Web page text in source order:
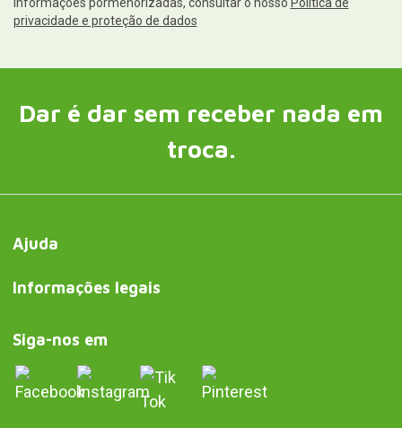
informações pormenorizadas, consultar o nosso Política de
privacidade e proteção de dados
Dar é dar sem receber nada em
troca.
Ajuda
Informações legais
Siga-nos em